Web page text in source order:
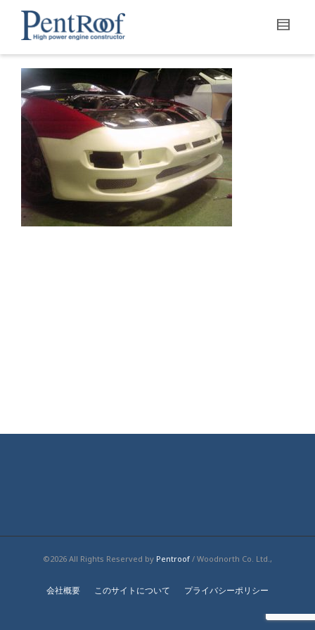
©2026 All Rights Reserved by Pentroof / Woodnorth Co. Ltd.,
会社概要 このサイトについて プライバシーポリシー